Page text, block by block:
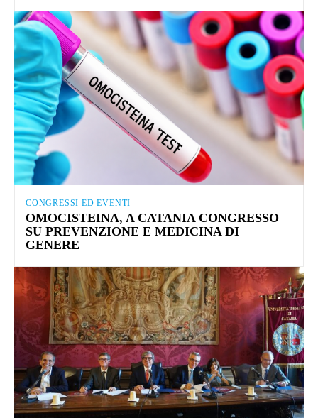
CONGRESSI ED EVENTI
OMOCISTEINA, A CATANIA CONGRESSO
SU PREVENZIONE E MEDICINA DI
GENERE